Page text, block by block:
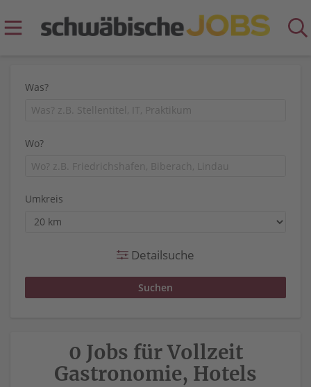
Was?
Wo?
Umkreis
Detailsuche
0 Jobs für Vollzeit
Gastronomie, Hotels